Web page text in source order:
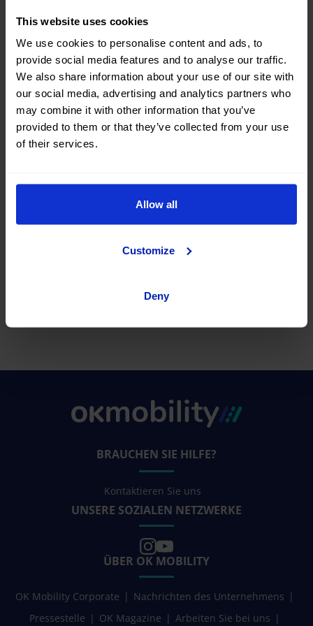
This website uses cookies
We use cookies to personalise content and ads, to
provide social media features and to analyse our traffic.
We also share information about your use of our site with
our social media, advertising and analytics partners who
may combine it with other information that you’ve
provided to them or that they’ve collected from your use
of their services.
Allow all
Customize
Deny
Wie kann ich die Vorteile kostenfreien
Transports an Bord nutzen?
Bedingungen Fähre
Wie funktioniert eure Sonderaktion
Ist die Genehmigung, das Fahrzeug an
Bord einer Fähre zu bringen,
kostenpflichtig?
Fähre befördern?
BRAUCHEN SIE HILFE?
Kontaktieren Sie uns
UNSERE SOZIALEN NETZWERKE
ÜBER OK MOBILITY
OK Mobility Corporate
Nachrichten des Unternehmens
Pressestelle
OK Magazine Arbeiten Sie bei uns